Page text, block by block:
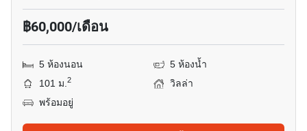
฿60,000/เดือน
5 ห้องนอน
5 ห้องน้ำ
101 ม.2
วิลล่า
พร้อมอยู่